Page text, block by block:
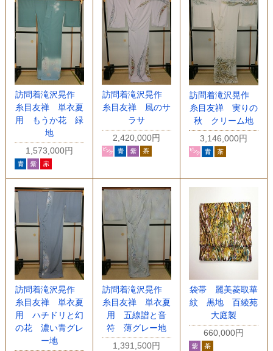
訪問着滝沢晃作
糸目友禅 単衣夏
用 もうか花 緑
地
1,573,000円
訪問着滝沢晃作
糸目友禅 風のサ
ラサ
2,420,000円
訪問着滝沢晃作
糸目友禅 実りの
秋 クリーム地
3,146,000円
訪問着滝沢晃作
糸目友禅 単衣夏
用 ハチドリと幻
の花 濃い青グレ
ー地
訪問着滝沢晃作
糸目友禅 単衣夏
用 五線譜と音
符 薄グレー地
1,391,500円
袋帯 麗美菱取華
紋 黒地 百綾苑
大庭製
660,000円